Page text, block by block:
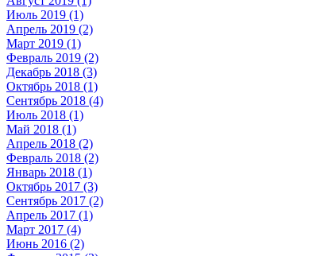
Июль 2019 (1)
Апрель 2019 (2)
Март 2019 (1)
Февраль 2019 (2)
Декабрь 2018 (3)
Октябрь 2018 (1)
Сентябрь 2018 (4)
Июль 2018 (1)
Май 2018 (1)
Апрель 2018 (2)
Февраль 2018 (2)
Январь 2018 (1)
Октябрь 2017 (3)
Сентябрь 2017 (2)
Апрель 2017 (1)
Март 2017 (4)
Июнь 2016 (2)